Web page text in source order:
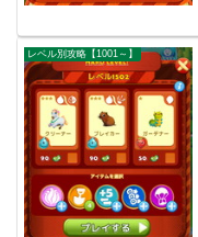
レベル別攻略【1001～】